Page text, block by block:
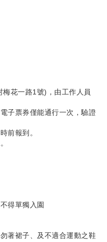
花一路1號)，由工作人員
子票券僅能通行一次，驗證
前報到。
得單獨入園
著裙子、及不適合運動之鞋